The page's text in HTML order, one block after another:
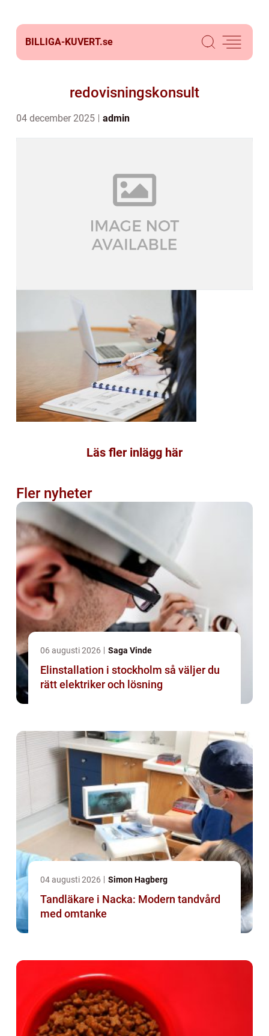
BILLIGA-KUVERT.se
redovisningskonsult
04 december 2025 admin
Läs fler inlägg här
Fler nyheter
06 augusti 2026 Saga Vinde
Elinstallation i stockholm så väljer du
rätt elektriker och lösning
04 augusti 2026 Simon Hagberg
Tandläkare i Nacka: Modern tandvård
med omtanke